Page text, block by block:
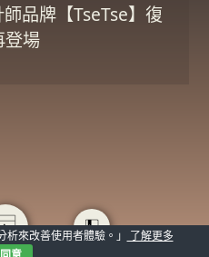
品牌【TseTse】復
登場
析來改善使用者體驗。」
了解更多